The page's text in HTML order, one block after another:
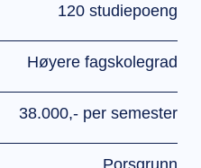
120 studiepoeng
Høyere fagskolegrad
38.000,- per semester
Porsgrunn